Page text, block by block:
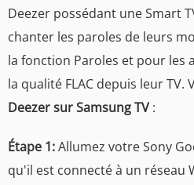
Deezer possédant une Smart
chanter les paroles de leurs
la fonction Paroles et pour les
la qualité FLAC depuis leur TV.
Deezer sur Samsung TV:
Étape 1:Allumez votre Sony
qu'il est connecté à un réseau